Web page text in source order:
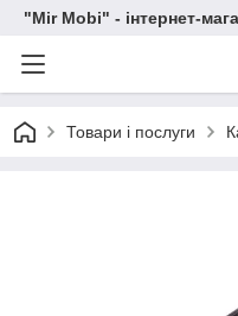
"Mir Mobi" - інтернет-
Товари і послуги